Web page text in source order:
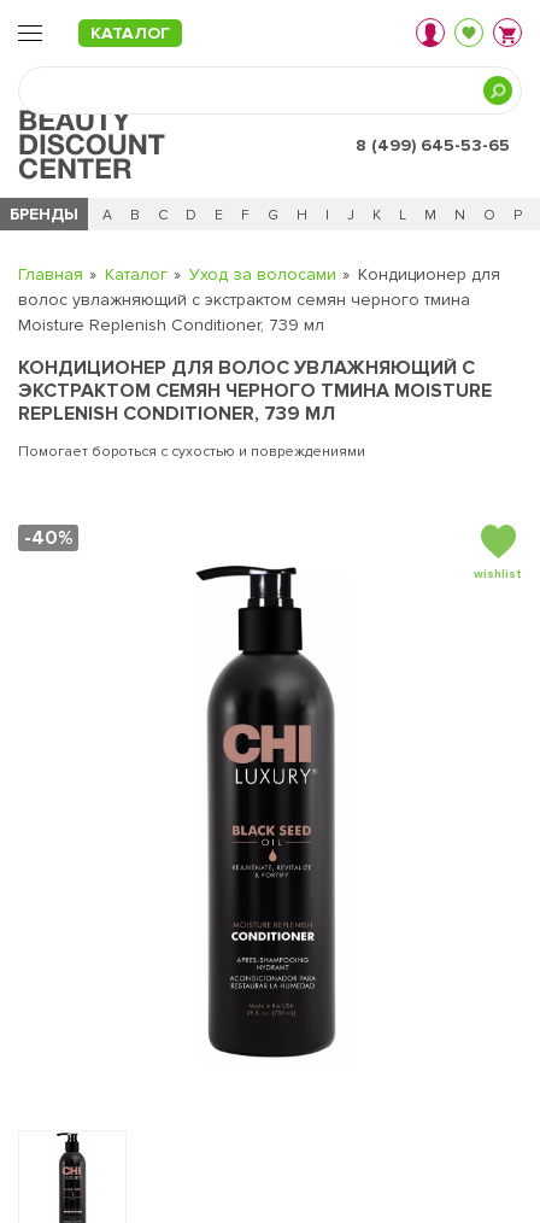
КАТАЛОГ
8 (499) 645-53-65
БРЕНДЫ
Ч 0 - 9 A B C D E F G H I J K L M N O P
Главная Каталог Уход за волосами
Кондиционер для
волос увлажняющий с экстрактом семян черного тмина
Moisture Replenish Conditioner, 739 мл
КОНДИЦИОНЕР ДЛЯ ВОЛОС УВЛАЖНЯЮЩИЙ С
ЭКСТРАКТОМ СЕМЯН ЧЕРНОГО ТМИНА MOISTURE
REPLENISH CONDITIONER, 739 МЛ
Помогает бороться с сухостью и повреждениями
-40%
wishlist